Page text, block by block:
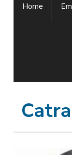
Home